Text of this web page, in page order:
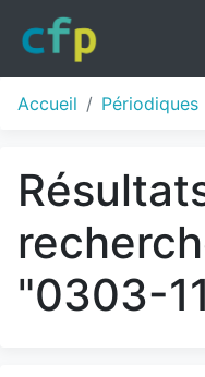
Accueil Périodiques
"0303-